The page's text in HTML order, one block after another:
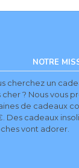
NOTRE
cherchez un
cher ? Nous vous
de cadeaux
Des cadeaux
vont adorer.